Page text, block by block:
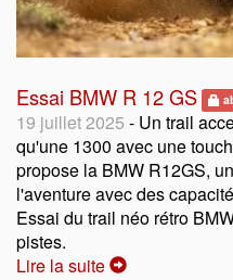
Essai BMW R 12 GS
19 juillet 2025 - Un trail
qu'une 1300 avec une
propose la BMW R12GS,
l'aventure avec des
Essai du trail néo rétro
pistes.
Lire la suite